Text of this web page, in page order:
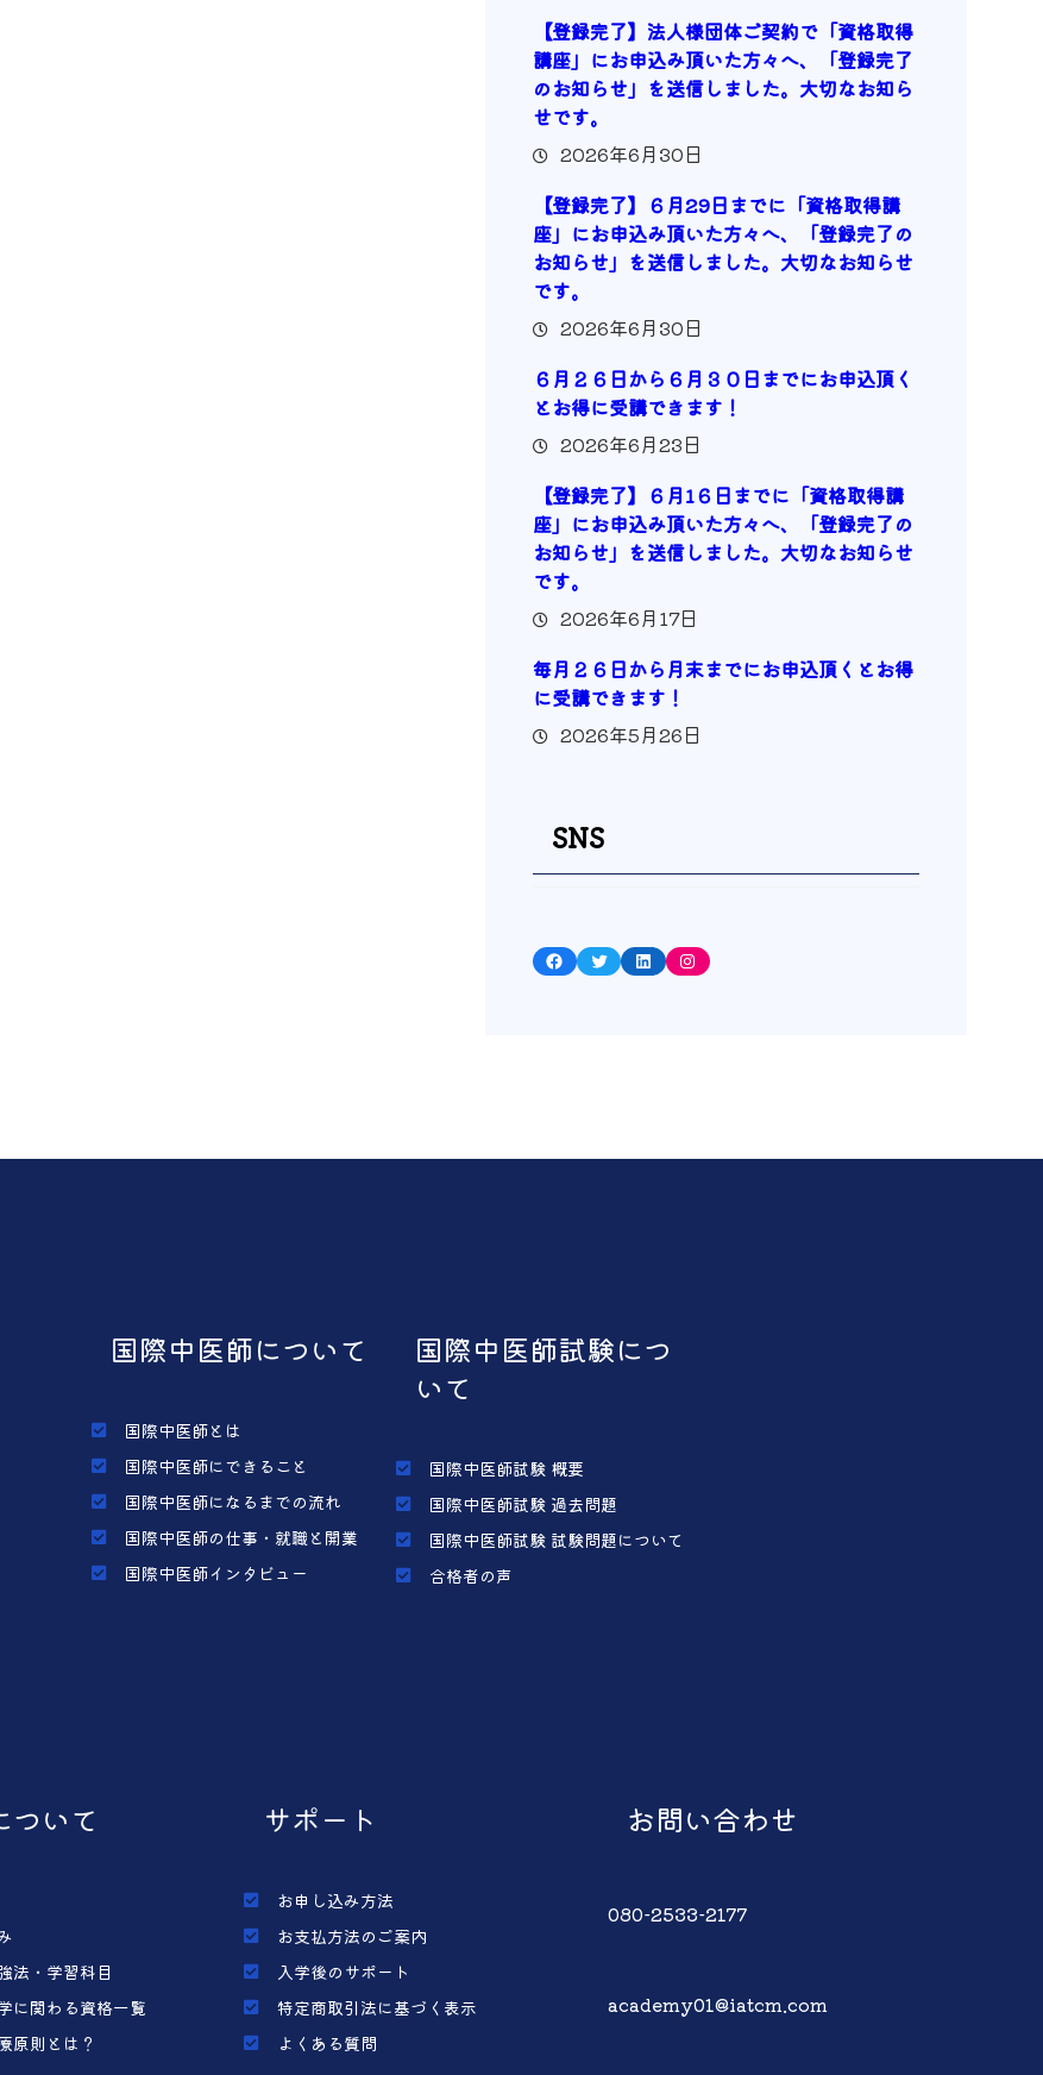
【登録完了】法人様団体ご契約で「資格取得
講座」にお申込み頂いた方々へ、「登録完了
のお知らせ」を送信しました。大切なお知ら
せです。
2026年6月30日
【登録完了】６月29日までに「資格取得講
座」にお申込み頂いた方々へ、「登録完了の
お知らせ」を送信しました。大切なお知らせ
です。
2026年6月30日
６月２６日から６月３０日までにお申込頂く
とお得に受講できます！
2026年6月23日
【登録完了】６月1６日までに「資格取得講
座」にお申込み頂いた方々へ、「登録完了の
お知らせ」を送信しました。大切なお知らせ
です。
2026年6月17日
毎月２６日から月末までにお申込頂くとお得
に受講できます！
2026年5月26日
SNS
Facebook Twitter LinkedIn Instagram
国際中医師について
国際中医師とは
国際中医師にできること
国際中医師になるまでの流れ
国際中医師の仕事・就職と開業
国際中医師インタビュー
国際中医師試験につ
いて
国際中医師試験 概要
国際中医師試験 過去問題
国際中医師試験 試験問題について
合格者の声
ついて
法・学習科目
に関わる資格一覧
原則とは？
サポート
お申し込み方法
お支払方法のご案内
入学後のサポート
特定商取引法に基づく表示
よくある質問
お問い合わせ
080-2533-2177
academy01@iatcm.com